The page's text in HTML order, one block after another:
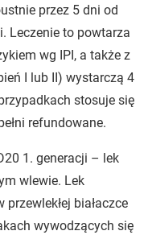
przez 5 dni od
Leczenie to powtarza
wg IPI, a także z
I lub II) wystarczą 4
stosuje się
refundowane.
1. generacji – lek
wlewie. Lek
białaczce
wywodzących się